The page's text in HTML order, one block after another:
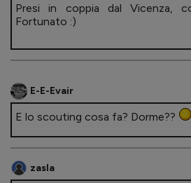
Presi in coppia dal Vicenza,
Fortunato :)
E-E-Evair
E lo scouting cosa fa? Dorme??
zasla